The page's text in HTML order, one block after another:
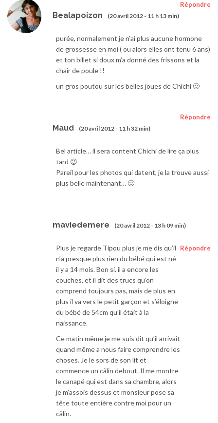
Bealapoizon (20 avril 2012 - 11 h 13 min)
Répondre
purée, normalement je n’ai plus aucune hormone
de grossesse en moi ( ou alors elles ont tenu 6 ans)
et ton billet si doux m’a donné des frissons et la
chair de poule !!
un gros poutou sur les belles joues de Chichi 🙂
Maud (20 avril 2012 - 11 h 32 min)
Répondre
Bel article… il sera content Chichi de lire ça plus
tard 😉
Pareil pour les photos qui datent, je la trouve aussi
plus belle maintenant… 🙂
maviedemere (20 avril 2012 - 13 h 09 min)
Répondre
Plus je regarde Tipou plus je me dis qu’il
n’a presque plus rien du bébé qui est né
il y a 14 mois. Bon si. il a encore les
couches, et il dit des trucs qu’on
comprend toujours pas, mais de plus en
plus il va vers le petit garçon et s’éloigne
du bébé de 54cm qu’il était à la
naissance.
Ce matin même je me suis dit qu’il arrivait
quand même a nous faire comprendre les
choses. Je le sors de son lit et
commence un câlin debout. Il me montre
le canapé qui est dans sa chambre, alors
je m’assois dessus et monsieur pose sa
tête toute entière contre moi pour un
câlin.